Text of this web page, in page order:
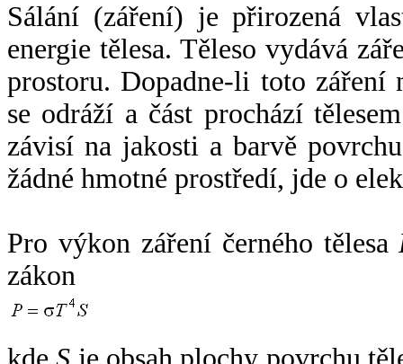
Sálání (záření) je přirozená
energie tělesa. Těleso vydává
prostoru. Dopadne-li toto záření
se odráží a část prochází
závisí na jakosti a barvě
žádné hmotné prostředí, jde o
Pro výkon záření černého tělesa
zákon